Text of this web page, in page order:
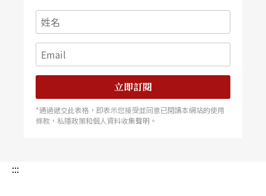
立即訂閱
*通過遞交此表格，即表示您接受並同意已閱讀本網站的使用
條款，私隱政策和個人資料收集聲明。
:::